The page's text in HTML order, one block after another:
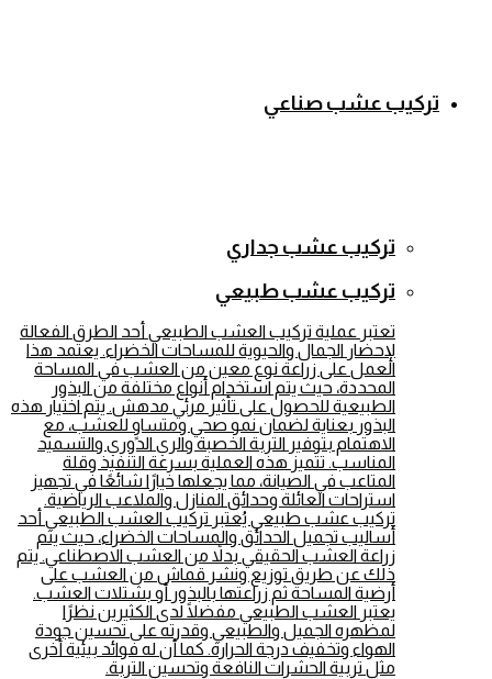
تركيب عشب صناعي
تركيب عشب جداري
تركيب عشب طبيعي
تعتبر عملية تركيب العشب الطبيعي أحد الطرق الفعالة
لإحضار الجمال والحيوية للمساحات الخضراء. يعتمد هذا
العمل على زراعة نوع معين من العشب في المساحة
المحددة، حيث يتم استخدام أنواع مختلفة من البذور
الطبيعية للحصول على تأثير مرئي مدهش. يتم اختيار هذه
البذور بعناية لضمان نمو صحي ومتساوٍ للعشب، مع
الاهتمام بتوفير التربة الخصبة والري الدوري والتسميد
المناسب. تتميز هذه العملية بسرعة التنفيذ وقلة
المتاعب في الصيانة، مما يجعلها خيارًا شائعًا في تجهيز
استراحات العائلة وحدائق المنازل والملاعب الرياضية.
تركيب عشب طبيعي يُعتبر تركيب العشب الطبيعي أحد
أساليب تجميل الحدائق والمساحات الخضراء، حيث يتم
زراعة العشب الحقيقي بدلاً من العشب الاصطناعي. يتم
ذلك عن طريق توزيع ونشر قماش من العشب على
أرضية المساحة ثم زراعتها بالبذور أو بشتلات العشب.
يعتبر العشب الطبيعي مفضلًا لدى الكثيرين نظرًا
لمظهره الجميل والطبيعي وقدرته على تحسين جودة
الهواء وتخفيف درجة الحرارة. كما أن له فوائد بيئية أخرى
مثل تربية الحشرات النافعة وتحسين التربة.